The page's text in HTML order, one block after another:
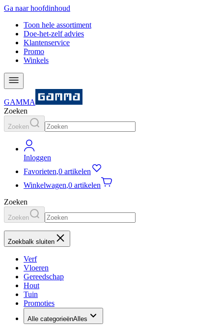
Ga naar hoofdinhoud
Toon hele assortiment
Doe-het-zelf advies
Klantenservice
Promo
Winkels
GAMMA
Zoeken
Zoeken
Inloggen
Favorieten,0 artikelen
Winkelwagen,0 artikelen
Zoeken
Zoeken
Zoekbalk sluiten
Verf
Vloeren
Gereedschap
Hout
Tuin
Promoties
Alle categorieënAlles